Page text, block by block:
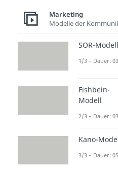
Produkte
daher
Die
teilt den
nach
Marketing
Modelle der
SOR-Modell
1/3 – Dauer:
Fishbein-
Modell
2/3 – Dauer:
Kano-
3/3 – Dauer: